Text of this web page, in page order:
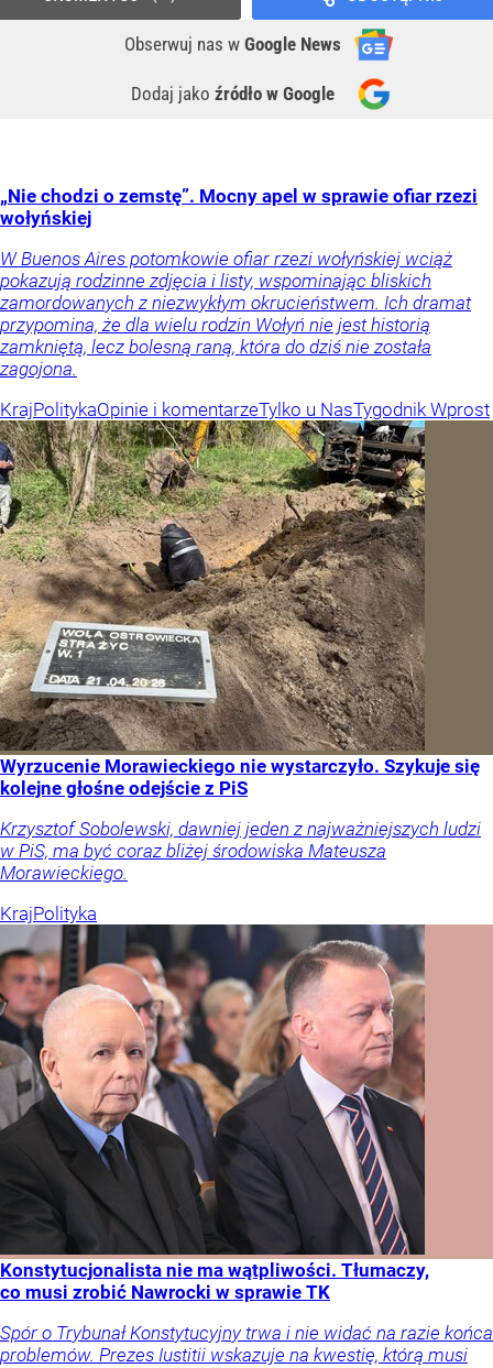
Obserwuj nas w Google News
Dodaj jako źródło w Google
„Nie chodzi o zemstę”. Mocny apel w sprawie ofiar rzezi
wołyńskiej
W Buenos Aires potomkowie ofiar rzezi wołyńskiej wciąż
pokazują rodzinne zdjęcia i listy, wspominając bliskich
zamordowanych z niezwykłym okrucieństwem. Ich dramat
przypomina, że dla wielu rodzin Wołyń nie jest historią
zamkniętą, lecz bolesną raną, która do dziś nie została
zagojona.
KrajPolitykaOpinie i komentarzeTylko u NasTygodnik Wprost
Wyrzucenie Morawieckiego nie wystarczyło. Szykuje się
kolejne głośne odejście z PiS
Krzysztof Sobolewski, dawniej jeden z najważniejszych ludzi
w PiS, ma być coraz bliżej środowiska Mateusza
Morawieckiego.
KrajPolityka
Konstytucjonalista nie ma wątpliwości. Tłumaczy,
co musi zrobić Nawrocki w sprawie TK
Spór o Trybunał Konstytucyjny trwa i nie widać na razie końca
problemów. Prezes Iustitii wskazuje na kwestię, którą musi